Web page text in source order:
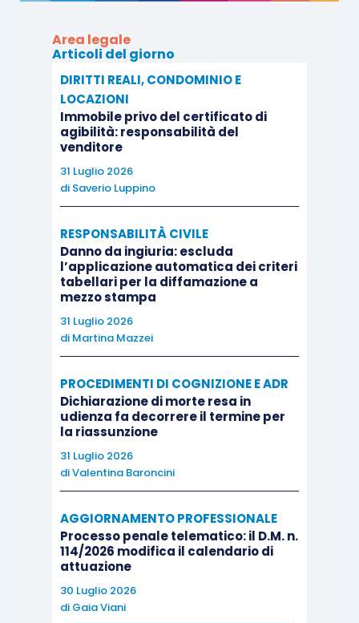
Area legale
Articoli del giorno
DIRITTI REALI, CONDOMINIO E
LOCAZIONI
Immobile privo del certificato di
agibilità: responsabilità del
venditore
31 Luglio 2026
di Saverio Luppino
RESPONSABILITÀ CIVILE
Danno da ingiuria: escluda
l’applicazione automatica dei criteri
tabellari per la diffamazione a
mezzo stampa
31 Luglio 2026
di Martina Mazzei
PROCEDIMENTI DI COGNIZIONE E ADR
Dichiarazione di morte resa in
udienza fa decorrere il termine per
la riassunzione
31 Luglio 2026
diValentina Baroncini
AGGIORNAMENTO PROFESSIONALE
Processo penale telematico: il D.M. n.
114/2026 modifica il calendario di
attuazione
30 Luglio 2026
di Gaia Viani